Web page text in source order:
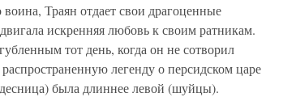
Траян отдает свои драгоценные
искренняя любовь к своим ратникам.
тот день, когда он не сотворил
легенду о персидском царе
была длиннее левой (шуйцы).